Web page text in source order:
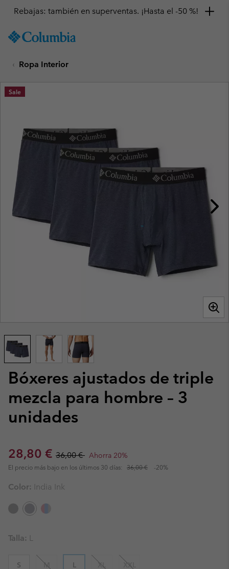
TO
SKIP
MAIN
NAV
SEARCH
Rebajas: también en superventas. ¡Hasta el -50 %!
Ropa Interior
Bóxeres ajustados de triple
mezcla para hombre – 3
unidades
Sale price:
28,80 € Regular price:
36,00 € Ahorra 20%
El precio más bajo en los últimos 30 días: 36,00 € -20%
Sale
Color: India Ink
Talla:
S M L XL XXL